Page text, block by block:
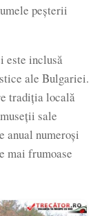
peșterii
este inclusă
ale Bulgariei.
tradiția locală
sale
anual numeroși
mai frumoase